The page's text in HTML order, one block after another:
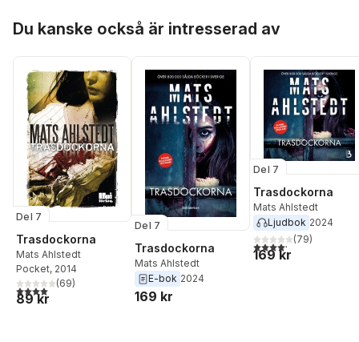
Du kanske också är intresserad av
Del 7
Trasdockorna
Mats Ahlstedt
Pocket, 2014
4,0utav 5 stjärnor. Totalt antal röster:
(69)
89 kr
Del 7
Trasdockorna
Mats Ahlstedt
E-bok 2024
169 kr
Del 7
Trasdockorna
Mats Ahlstedt
Ljudbok 2024
4,2utav 5 stjärnor.
(79)
169 kr